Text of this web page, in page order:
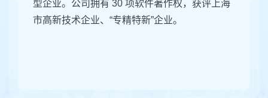
型企业。公司拥有 30 项软件著作权，获评上海
市高新技术企业、“专精特新”企业。